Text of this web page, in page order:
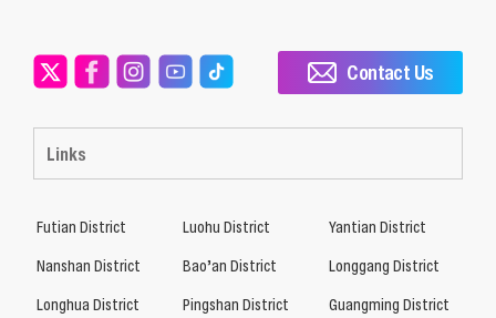
Links
Contact Us
Futian District Luohu District
Yantian District
Nanshan District
Bao’an District
Longgang District
Longhua District
Pingshan District
Guangming District